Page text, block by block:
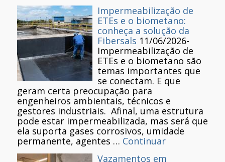
Impermeabilização de
ETEs e o biometano:
conheça a solução da
Fibersals 11/06/2026-
Impermeabilização de
ETEs e o biometano são
temas importantes que
se conectam. E que
geram certa preocupação para
engenheiros ambientais, técnicos e
gestores industriais. Afinal, uma estrutura
pode estar impermeabilizada, mas será que
ela suporta gases corrosivos, umidade
permanente, agentes … Continuar
Vazamentos em